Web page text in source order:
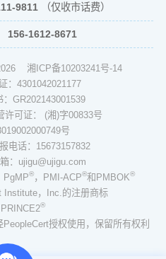
9811 （仅收市话费）
156-1612-8671
湘ICP备10203241号-14
：4301042021177
GR202143001539
许可证： (湘)字00833号
号
电话：15673157832
：ujigu@ujigu.com
PgMP®，PMI-ACP®和PMBOK®
Institute，Inc.的注册商标
®
授权使用，保留所有权利